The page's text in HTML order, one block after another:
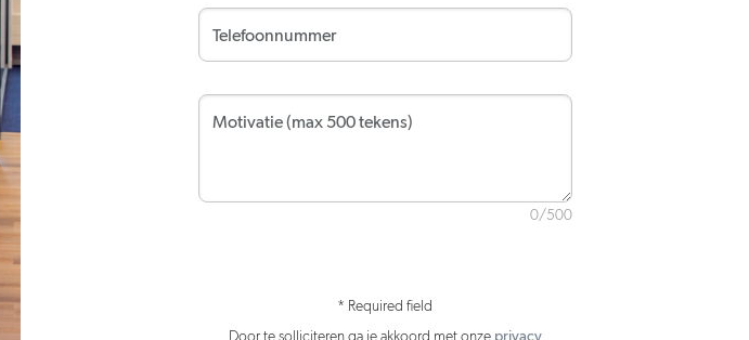
0/500
* Required field
Door te solliciteren ga je akkoord met onze privacy